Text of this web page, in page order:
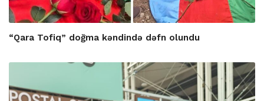
“Qara Tofiq” doğma kəndində dəfn olundu